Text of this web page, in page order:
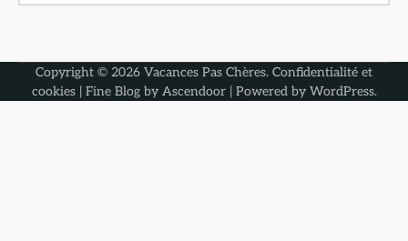
Copyright © 2026 Vacances Pas Chères. Confidentialité et
cookies| Fine Blog by Ascendoor| Powered by WordPress.